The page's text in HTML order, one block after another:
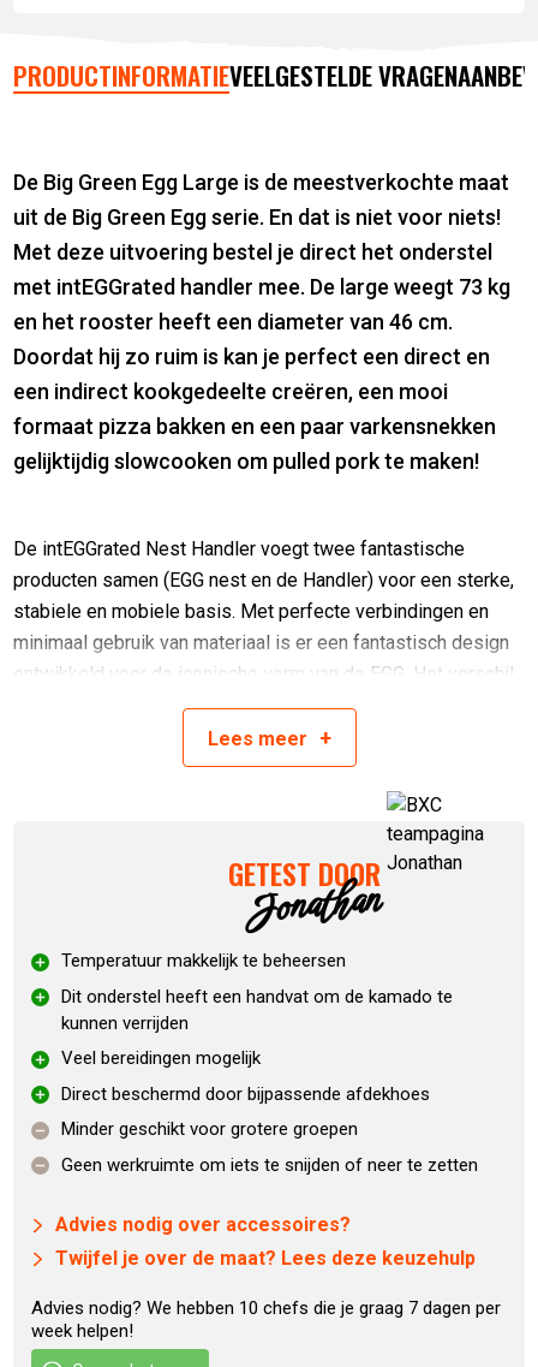
PRODUCTINFORMATIEVEELGESTELDE VRAGEN
De Big Green Egg Large is de meestverkochte maat
uit de Big Green Egg serie. En dat is niet voor niets!
Met deze uitvoering bestel je direct het onderstel
met intEGGrated handler mee. De large weegt 73 kg
en het rooster heeft een diameter van 46 cm.
Doordat hij zo ruim is kan je perfect een direct en
een indirect kookgedeelte creëren, een mooi
formaat pizza bakken en een paar varkensnekken
gelijktijdig slowcooken om pulled pork te maken!
De intEGGrated Nest Handler voegt twee fantastische
producten samen (EGG nest en de Handler) voor een sterke,
stabiele en mobiele basis. Met perfecte verbindingen en
minimaal gebruik van materiaal is er een fantastisch design
ontwikkeld voor de iconische vorm van de EGG. Het verschil
met het normale onderstel is dat de EGG geen buizen meer
aan de voorkant heeft, wat een visueel mooier resultaat
geeft. De EGG wordt als het ware gepresenteerd aan je.
Het handvat aan de achterzijde is groot genoeg om de EGG
gemakkelijk met twee handen te verplaatsen. De intEGGrated
Nest Handler is gemaakt van zwaar gecoat staal met een
Voorbeelden van gebruik
Doordat hij zo ruim is kan je perfect een direct en een
indirect kookgedeelte creëren, een mooi formaat pizza
bakken en een paar varkensnekken gelijktijdig slowcooken
om pulled pork te maken! De Big Green Egg Large is het
meest populaire model in de Big Green Egg-familie. Op het
favoriete gerechten én die van familie en vrienden.
Deze set bevat:
IntEGGrated Nest Handler
Heavy-duty waterproof hoes
Lees meer +
GETEST DOOR
Jonathan
Temperatuur makkelijk te beheersen
Dit onderstel heeft een handvat om de kamado te
kunnen verrijden
Veel bereidingen mogelijk
Direct beschermd door bijpassende afdekhoes
Minder geschikt voor grotere groepen
Geen werkruimte om iets te snijden of neer te zetten
Advies nodig over accessoires?
Twijfel je over de maat? Lees deze keuzehulp
Advies nodig? We hebben 10 chefs die je graag 7 dagen per
week helpen!